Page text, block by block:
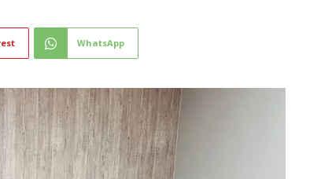
WhatsApp